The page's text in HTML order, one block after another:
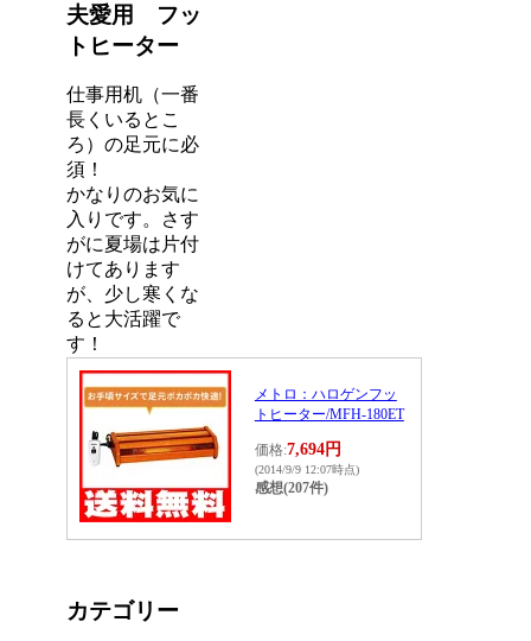
夫愛用 フッ
トヒーター
仕事用机（一番
長くいるとこ
ろ）の足元に必
須！
かなりのお気に
入りです。さす
がに夏場は片付
けてあります
が、少し寒くな
ると大活躍で
す！
メトロ：ハロゲンフッ
トヒーター/MFH-180ET
価格:7,694円
(2014/9/9 12:07時点)
感想(207件)
カテゴリー